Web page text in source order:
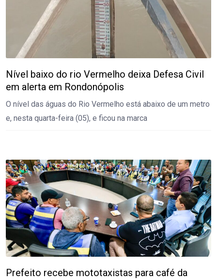
Nível baixo do rio Vermelho deixa Defesa Civil
em alerta em Rondonópolis
O nível das águas do Rio Vermelho está abaixo de um metro
e, nesta quarta-feira (05), e ficou na marca
Prefeito recebe mototaxistas para café da